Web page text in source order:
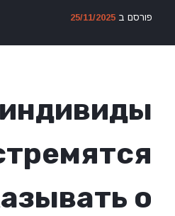
פורסם ב 25/11/2025
о